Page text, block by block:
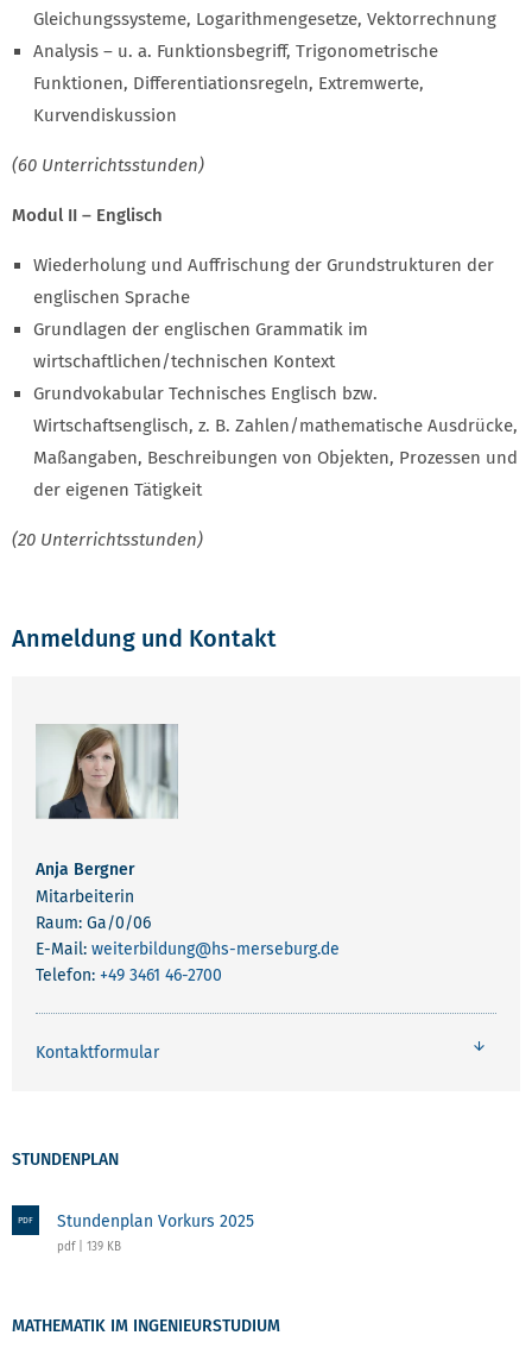
Gleichungssysteme, Logarithmengesetze, Vektorrechnung
Analysis – u. a. Funktionsbegriff, Trigonometrische
Funktionen, Differentiationsregeln, Extremwerte,
Kurvendiskussion
(60 Unterrichtsstunden)
Modul II – Englisch
Wiederholung und Auffrischung der Grundstrukturen der
englischen Sprache
Grundlagen der englischen Grammatik im
wirtschaftlichen/technischen Kontext
Grundvokabular Technisches Englisch bzw.
Wirtschaftsenglisch, z. B. Zahlen/mathematische Ausdrücke,
Maßangaben, Beschreibungen von Objekten, Prozessen und
der eigenen Tätigkeit
(20 Unterrichtsstunden)
Anmeldung und Kontakt
Anja Bergner
Mitarbeiterin
Raum: Ga/0/06
E-Mail: weiterbildung@hs-merseburg.de
Telefon: +49 3461 46-2700
Kontaktformular
STUNDENPLAN
PDF Stundenplan Vorkurs 2025
pdf | 139 KB
MATHEMATIK IM INGENIEURSTUDIUM